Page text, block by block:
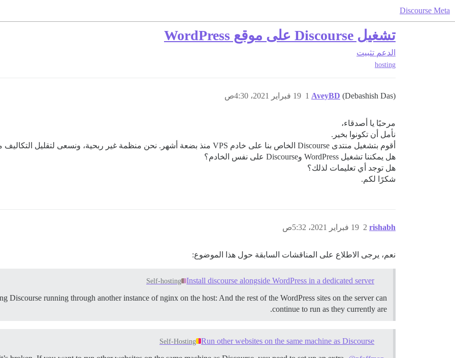
Discourse Meta
تشغيل Discourse على موقع WordPress
الدعم تثبيت
hosting
AveyBD (Debashish Das) 19 فبراير 2021، 4:30ص 1
مرحبًا يا أصدقاء،
نأمل أن تكونوا بخير.
أقوم بتشغيل منتدى Discourse الخاص بنا على خادم VPS منذ بضعة أشهر. نحن منظمة غير ربحية، ونسعى لتقليل التكاليف من خلال تشغيل خادم واحد فقط.
هل يمكننا تشغيل WordPress وDiscourse على نفس الخادم؟
هل توجد أي تعليمات لذلك؟
شكرًا لكم.
rishabh 19 فبراير 2021، 5:32ص 2
نعم، يرجى الاطلاع على المناقشات السابقة حول هذا الموضوع:
Install discourse alongside WordPress in a dedicated server
Self-hosting
Discourse running through another instance of nginx on the host: And the rest of the WordPress sites on the server can
continue to run as they currently are.
Run other websites on the same machine as Discourse
Self-Hosting